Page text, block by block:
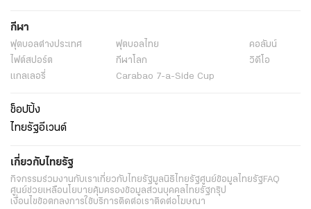
กีฬา
ฟุตบอลต่่างประเทศ ฟุตบอลไทย
คอลัมน์
ไฟต์สปอร์ต
กีฬาโลก
วิดีโอ
แกลเลอรี่
Carabao 7-a-Side Cup
ช็อปปิ้ง
ไทยรัฐอีเวนต์
เกี่ยวกับไทยรัฐ
กิจกรรมร่วมงานกับเราเกี่ยวกับไทยรัฐมูลนิธิไทยรัฐศูนย์ข้อมูลไทยรัฐFAQ
ศูนย์ช่วยเหลือนโยบายคุ้มครองข้อมูลส่วนบุคคลไทยรัฐกรุ๊ป
เงื่อนไขข้อตกลงการใช้บริการติดต่อเราติดต่อโฆษณา